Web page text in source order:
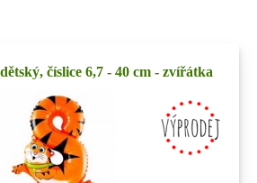
číslice 6,7 - 40 cm - zvířátka